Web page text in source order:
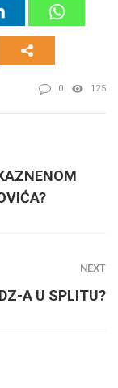
0 125
NEXT
A U SPLITU?